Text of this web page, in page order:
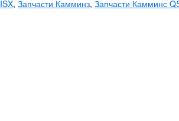
, Запчасти Камминз, Запчасти Камминс